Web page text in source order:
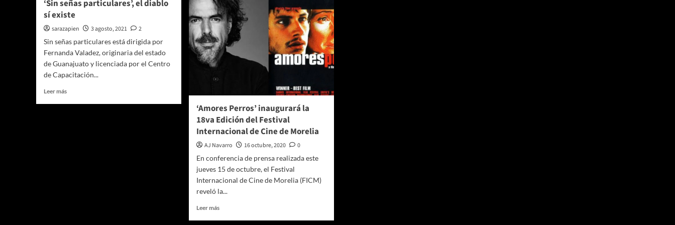
‘Sin señas particulares’, el diablo
sí existe
sarazapien 3 agosto, 2021
2
Sin señas particulares está dirigida por
Fernanda Valadez, originaria del estado
de Guanajuato y licenciada por el Centro
de Capacitación...
Leer másLeer
‘Amores Perros’ inaugurará la
18va Edición del Festival
Internacional de Cine de Morelia
AJ Navarro 16 octubre, 2020
0
En conferencia de prensa realizada este
jueves 15 de octubre, el Festival
Internacional de Cine de Morelia (FICM)
reveló la...
Leer másLeer